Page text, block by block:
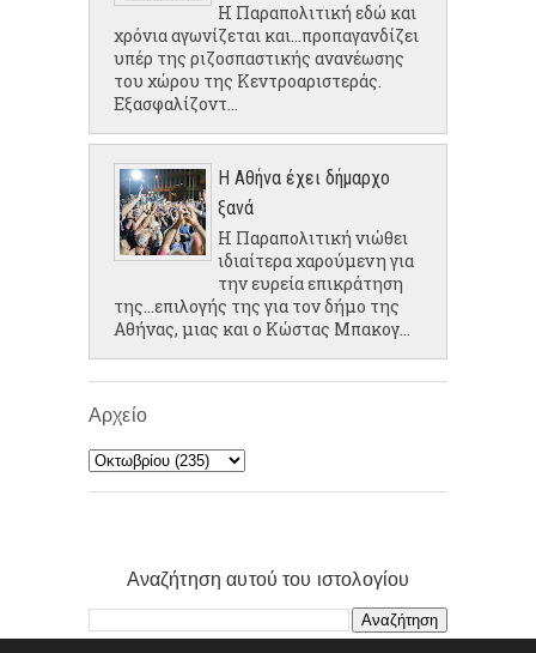
Η Παραπολιτική εδώ και
χρόνια αγωνίζεται και...προπαγανδίζει
υπέρ της ριζοσπαστικής ανανέωσης
του χώρου της Κεντροαριστεράς.
Εξασφαλίζοντ...
Η Αθήνα έχει δήμαρχο
ξανά
Η Παραπολιτική νιώθει
ιδιαίτερα χαρούμενη για
την ευρεία επικράτηση
της...επιλογής της για τον δήμο της
Αθήνας, μιας και ο Κώστας Μπακογ...
Αρχείο
Αναζήτηση αυτού του ιστολογίου